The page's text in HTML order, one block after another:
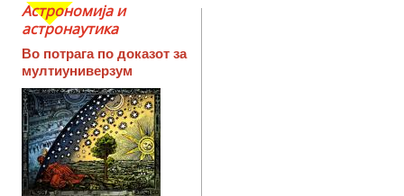
Астрономија и
астронаутика
Во потрага по доказот за
мултиуниверзум